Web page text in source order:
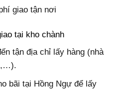
giao tận nơi
tại kho chành
tận địa chỉ lấy hàng (nhà
bãi tại Hồng Ngự để lấy